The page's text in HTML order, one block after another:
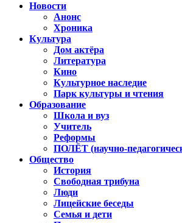
Новости
Анонс
Хроника
Культура
Дом актёра
Литература
Кино
Культурное наследие
Парк культуры и чтения
Образование
Школа и вуз
Учитель
Реформы
ПОЛЁТ (научно-
Общество
История
Свободная трибуна
Люди
Лицейские беседы
Семья и дети